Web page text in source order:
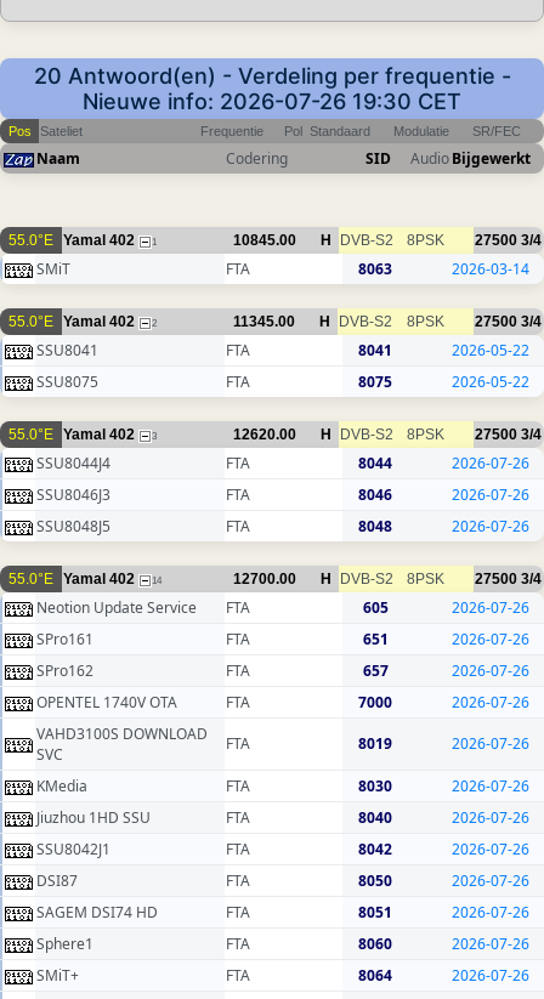
20 Antwoord(en) - Verdeling per frequentie -
Nieuwe info: 2026-07-26 19:30 CET
Pos Sateliet Frequentie Pol Standaard Modulatie SR/FEC
Naam Codering SID AudioBijgewerkt
55.0°E Yamal 402 1 10845.00 H DVB-S2 8PSK 27500 3/4
SMiT FTA 8063 2026-03-14
55.0°E Yamal 402 2 11345.00 H DVB-S2 8PSK 27500 3/4
SSU8041 FTA 8041
2026-05-22
SSU8075
FTA 8075 2026-05-22
55.0°E Yamal 402 3 12620.00 H DVB-S2 8PSK 27500 3/4
SSU8044J4 FTA 8044
2026-07-26
SSU8046J3
FTA 8046
2026-07-26
SSU8048J5
FTA 8048 2026-07-26
55.0°E Yamal 402 14 12700.00 H DVB-S2 8PSK 27500 3/4
Neotion Update Service FTA 605
2026-07-26
SPro161
FTA 651
2026-07-26
SPro162
FTA 657
2026-07-26
OPENTEL 1740V OTA
FTA 7000
2026-07-26
VAHD3100S DOWNLOAD
SVC
FTA 8019 2026-07-26
KMedia FTA 8030
2026-07-26
Jiuzhou 1HD SSU
FTA 8040
2026-07-26
SSU8042J1
FTA 8042
2026-07-26
DSI87
FTA 8050
2026-07-26
SAGEM DSI74 HD
FTA 8051
2026-07-26
Sphere1
FTA 8060
2026-07-26
SMiT+
FTA 8064
2026-07-26